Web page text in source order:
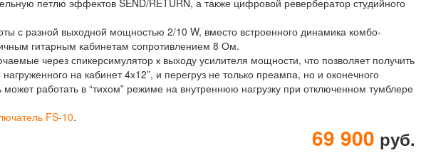
петлю эффектов SEND/RETURN, а также цифровой ревербератор студийного
с разной выходной мощностью 2/10 W, вместо встроенного динамика комбо-
гитарным кабинетам сопротивлением 8 Ом.
через спикерсимулятор к выходу усилителя мощности, что позволяет получить
на кабинет 4х12”, и перегруз не только преампа, но и оконечного
работать в “тихом” режиме на внутреннюю нагрузку при отключенном тумблере
FS-10.
69 900 руб.